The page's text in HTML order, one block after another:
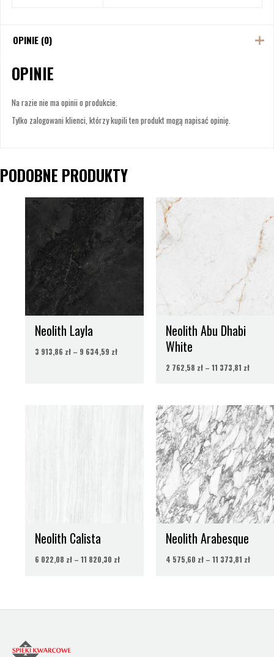
OPINIE (0)
OPINIE
Na razie nie ma opinii o produkcie.
Tylko zalogowani klienci, którzy kupili ten produkt mogą napisać opinię.
PODOBNE PRODUKTY
Neolith Layla
3 913,86 zł – 9 634,59 zł
Zakres
od
913,86 zł
634,59 zł
Neolith Abu Dhabi
White
2 762,58 zł – 11 373,81 zł
Zakres
11
373,81
Neolith Calista
6 022,08 zł – 11 820,30 zł
Zakres
Neolith Arabesque
4 575,60 zł – 11 373,81 zł
Zakres
cen:
od
4
575,60
do
11
373,81